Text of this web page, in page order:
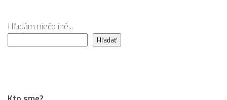
Hľadám niečo iné...
Hľadať